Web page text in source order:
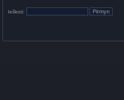
Ieškoti: